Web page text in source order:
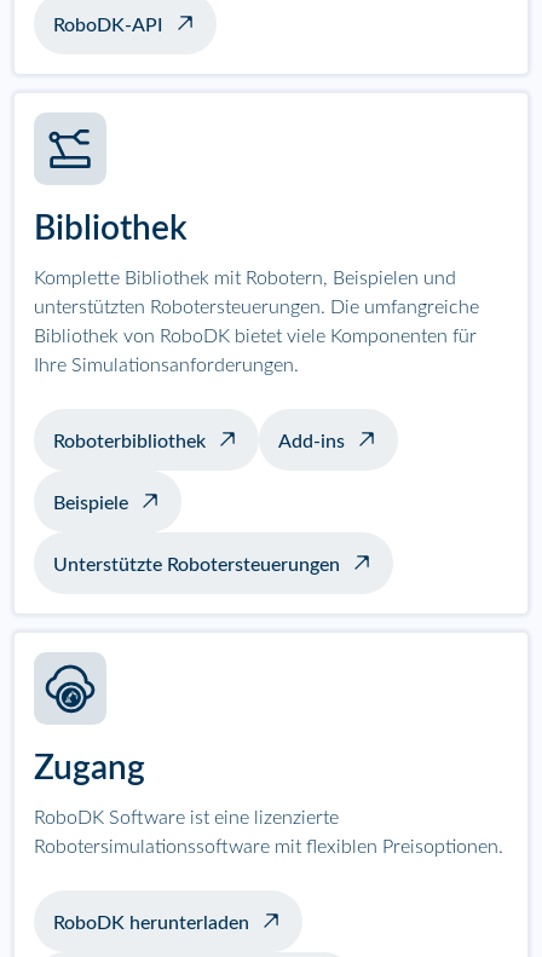
RoboDK-API
Bibliothek
Komplette Bibliothek mit Robotern, Beispielen und
unterstützten Robotersteuerungen. Die umfangreiche
Bibliothek von RoboDK bietet viele Komponenten für
Ihre Simulationsanforderungen.
Roboterbibliothek Add-ins
Beispiele
Unterstützte Robotersteuerungen
Zugang
RoboDK Software ist eine lizenzierte
Robotersimulationssoftware mit flexiblen Preisoptionen.
RoboDK herunterladen